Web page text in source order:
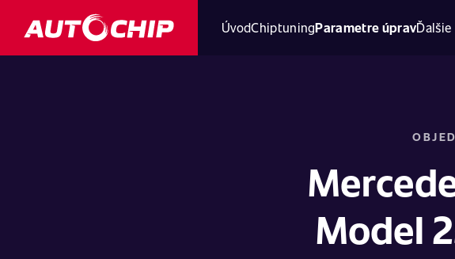
ÚvodChiptuningParametre úprav
Model